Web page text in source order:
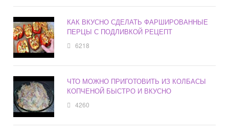
КАК ВКУСНО СДЕЛАТЬ ФАРШИРОВАННЫЕ
ПЕРЦЫ С ПОДЛИВКОЙ РЕЦЕПТ
6218
ЧТО МОЖНО ПРИГОТОВИТЬ ИЗ КОЛБАСЫ
КОПЧЕНОЙ БЫСТРО И ВКУСНО
4260